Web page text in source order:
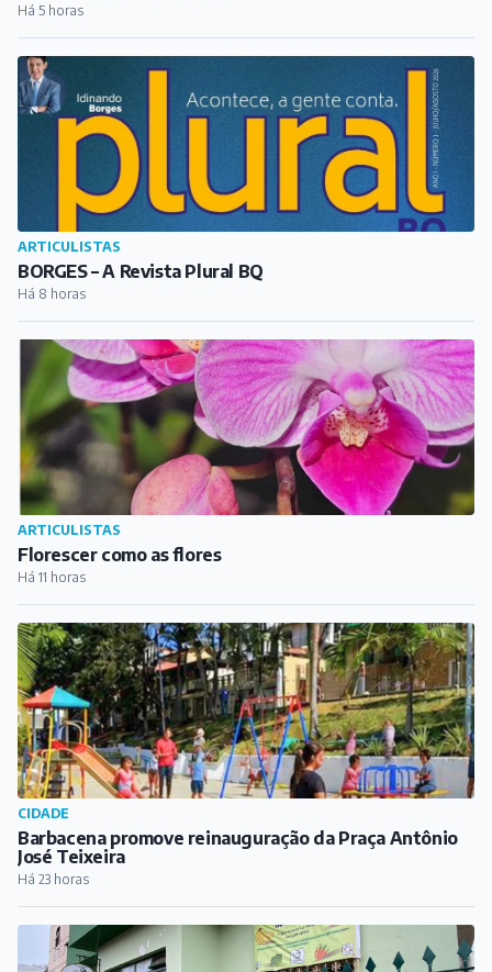
Há 5 horas
ARTICULISTAS
BORGES – A Revista Plural BQ
Há 8 horas
ARTICULISTAS
Florescer como as flores
Há 11 horas
CIDADE
Barbacena promove reinauguração da Praça Antônio
José Teixeira
Há 23 horas